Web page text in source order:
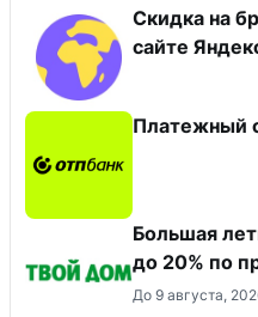
Скидка на
сайте
Платежный
Большая
до 20% по
До 9 августа,